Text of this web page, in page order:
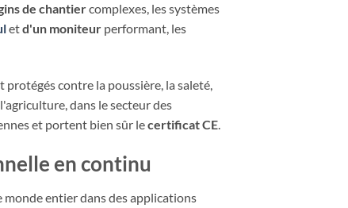
de chantiercomplexes, les systèmes
etd'un moniteur performant, les
contre la poussière, la saleté,
dans le secteur des
et portent bien sûr lecertificat CE.
en continu
monde entier dans des applications